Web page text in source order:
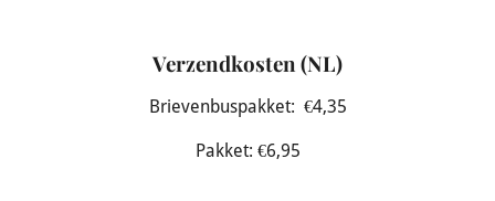
Verzendkosten (NL)
Brievenbuspakket: €4,35
Pakket: €6,95